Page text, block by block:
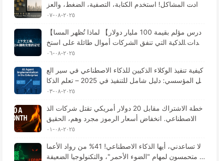
زادت المشاكل! استخدم الكتابة، التصفية، الضغط، والعز
ل، وكن حذرًا من التداخلات التي تخلق الارتباك - تعلم الذ
٢٠٢٥-٠٨-٠٧
【درس مؤلم بقيمة 100 مليار دولار】 لماذا تُظهر المسا
عدات الذكية التي تنفق الشركات أموال طائلة على استخ
دامها "فقدان الذاكرة" في الأوقات الحرجة، بينما تحقق ال
اء الاصطناعي ببطء 169
٢٠٢٥-٠٨-٠٦
كيفية تنفيذ الوكلاء الذكيين للذكاء الاصطناعي في سير الع
مل المؤسسي: دليل شامل للتنفيذ في 2025 – تعلم الذكا
ء الاصطناعي ببطء 166
٢٠٢٥-٠٨-٠٣
خطة الاشتراك مقابل 20 دولار أمريكي تقتل شركات الذ
كاء الاصطناعي. انخفاض أسعار الرموز مجرد وهم، الحقيق
ة هي أن ما يكلف غاليًا هو جشعك - تعلم الذكاء الاصطناع
٢٠٢٥-٠٨-٠١
لا تساعدني، أيها الذكاء الاصطناعي! 41% من رواد الأعما
ل متحمسون لمهام "الضوء الأحمر"، والتكنولوجيا الضعيفة